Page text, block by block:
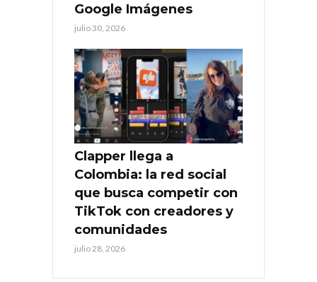
Google Imágenes
julio 30, 2026
Clapper llega a
Colombia: la red social
que busca competir con
TikTok con creadores y
comunidades
julio 28, 2026